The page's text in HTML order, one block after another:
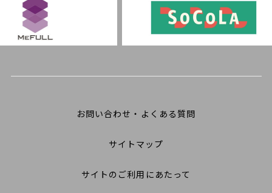
お問い合わせ・よくある質問
サイトマップ
サイトのご利用にあたって